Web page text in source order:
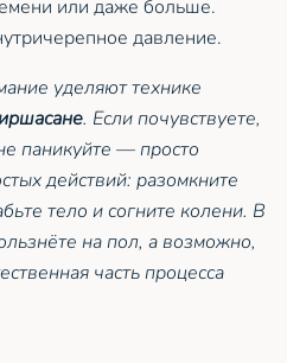
или даже больше.
давление.
уделяют технике
. Если почувствуете,
паникуйте — просто
действий: разомкните
тело и согните колени. В
на пол, а возможно,
часть процесса